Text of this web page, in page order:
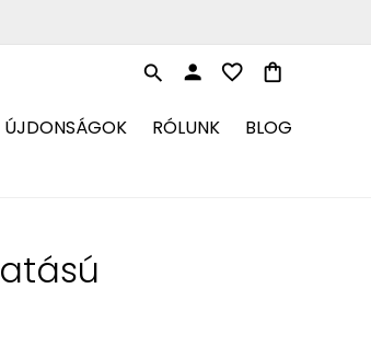
ÚJDONSÁGOK RÓLUNK BLOG
search person favorite_border shopping_bag